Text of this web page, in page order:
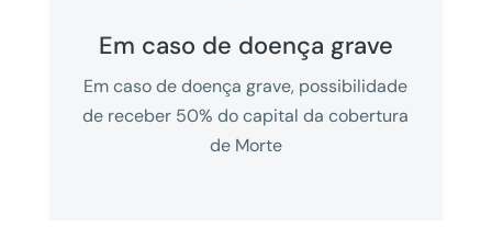
Em caso de doença grave
Em caso de doença grave, possibilidade
de receber 50% do capital da cobertura
de Morte